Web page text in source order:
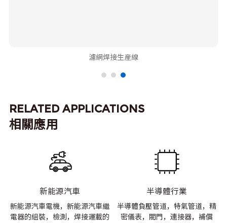
濾網焊接生産線
RELATED APPLICATIONS
相關應用
新能源汽車
新能源汽車電機，新能源汽車繼
電器的組裝，檢測，焊接運載的
半導體行業
半導體負壓管道，特氣管道，精
密儀表，閥門，連接器，補償